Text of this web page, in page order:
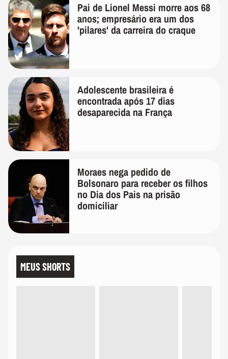
Pai de Lionel Messi morre aos 68
anos; empresário era um dos
'pilares' da carreira do craque
Adolescente brasileira é
encontrada após 17 dias
desaparecida na França
Moraes nega pedido de
Bolsonaro para receber os filhos
no Dia dos Pais na prisão
domiciliar
MEUS SHORTS